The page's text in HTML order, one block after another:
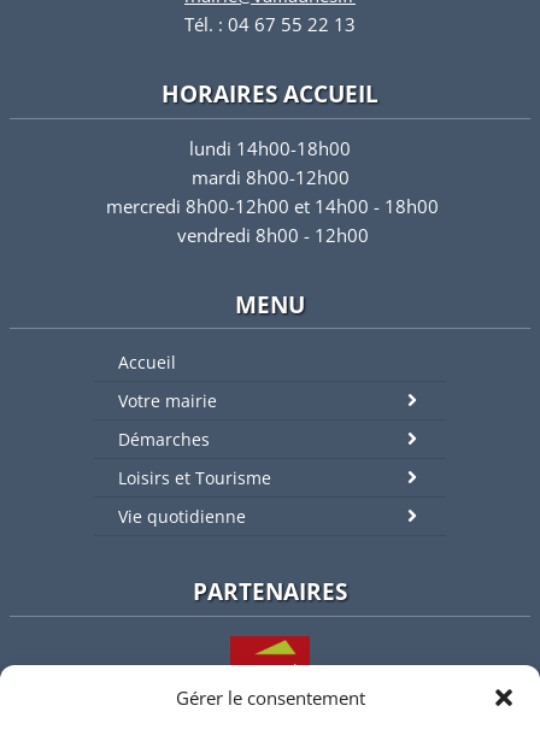
Gérer le consentement
Tél. : 04 67 55 22 13
HORAIRES ACCUEIL
lundi 14h00-18h00
mardi 8h00-12h00
mercredi 8h00-12h00 et 14h00 - 18h00
vendredi 8h00 - 12h00
MENU
Accueil
Votre mairie
Démarches
Loisirs et Tourisme
Vie quotidienne
PARTENAIRES